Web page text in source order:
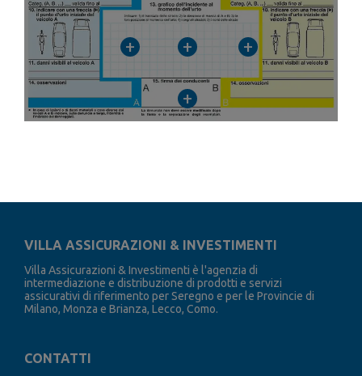
+
+
+
+
VILLA ASSICURAZIONI & INVESTIMENTI
Villa Assicurazioni & Investimenti è l'agenzia di
intermediazione e distribuzione di prodotti e servizi
assicurativi di riferimento per Seregno e per le Provincie di
Milano, Monza e Brianza, Lecco, Como.
CONTATTI